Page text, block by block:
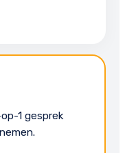
1 gesprek